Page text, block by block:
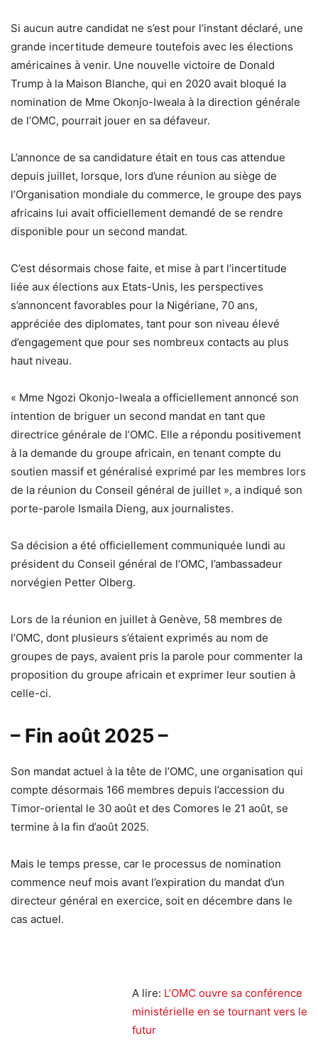
Si aucun autre candidat ne s’est pour l’instant déclaré, une
grande incertitude demeure toutefois avec les élections
américaines à venir. Une nouvelle victoire de Donald
Trump à la Maison Blanche, qui en 2020 avait bloqué la
nomination de Mme Okonjo-Iweala à la direction générale
de l’OMC, pourrait jouer en sa défaveur.
L’annonce de sa candidature était en tous cas attendue
depuis juillet, lorsque, lors d’une réunion au siège de
l’Organisation mondiale du commerce, le groupe des pays
africains lui avait officiellement demandé de se rendre
disponible pour un second mandat.
C’est désormais chose faite, et mise à part l’incertitude
liée aux élections aux Etats-Unis, les perspectives
s’annoncent favorables pour la Nigériane, 70 ans,
appréciée des diplomates, tant pour son niveau élevé
d’engagement que pour ses nombreux contacts au plus
haut niveau.
« Mme Ngozi Okonjo-Iweala a officiellement annoncé son
intention de briguer un second mandat en tant que
directrice générale de l’OMC. Elle a répondu positivement
à la demande du groupe africain, en tenant compte du
soutien massif et généralisé exprimé par les membres lors
de la réunion du Conseil général de juillet », a indiqué son
porte-parole Ismaila Dieng, aux journalistes.
Sa décision a été officiellement communiquée lundi au
président du Conseil général de l’OMC, l’ambassadeur
norvégien Petter Olberg.
Lors de la réunion en juillet à Genève, 58 membres de
l’OMC, dont plusieurs s’étaient exprimés au nom de
groupes de pays, avaient pris la parole pour commenter la
proposition du groupe africain et exprimer leur soutien à
celle-ci.
– Fin août 2025 –
Son mandat actuel à la tête de l’OMC, une organisation qui
compte désormais 166 membres depuis l’accession du
Timor-oriental le 30 août et des Comores le 21 août, se
termine à la fin d’août 2025.
Mais le temps presse, car le processus de nomination
commence neuf mois avant l’expiration du mandat d’un
directeur général en exercice, soit en décembre dans le
cas actuel.
A lire: L’OMC ouvre sa conférence
ministérielle en se tournant vers le
futur